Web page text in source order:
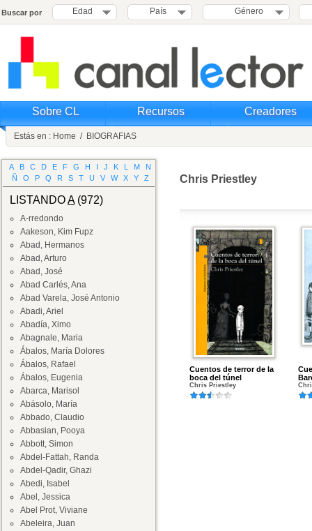
Buscar por Edad País Género
Sobre CL Recursos Creadores
Estás en : Home / BIOGRAFIAS
A B C D E F G H I J K L M
N
Ñ
O P Q R S T U V W X Y Z
LISTANDOA(972)
A-rredondo
Aakeson, Kim Fupz
Abad, Hermanos
Abad, Arturo
Abad, José
Abad Carlés, Ana
Abad Varela, José Antonio
Abadi, Ariel
Abadía, Ximo
Abagnale, Maria
Ábalos, María Dolores
Ábalos, Rafael
Ábalos, Eugenia
Abarca, Marisol
Abásolo, María
Abbado, Claudio
Abbasian, Pooya
Abbott, Simon
Abdel-Fattah, Randa
Abdel-Qadir, Ghazi
Abedi, Isabel
Abel, Jessica
Abel Prot, Viviane
Abeleira, Juan
Chris Priestley
Cuentos de terror de la
boca del túnel
Chris Priestley